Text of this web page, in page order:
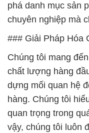
phá danh mục sản
chuyên nghiệp mà
### Giải Pháp Hóa
Chúng tôi mang
chất lượng hàng
dựng mối quan hệ
hàng. Chúng tôi
quan trọng trong
vậy, chúng tôi luôn